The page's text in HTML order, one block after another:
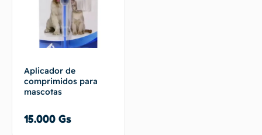
Aplicador de
comprimidos para
mascotas
15.000 Gs